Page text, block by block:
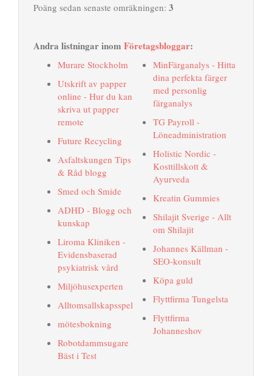
Poäng sedan senaste omräkningen: 3
Andra listningar inom Företagsbloggar:
Murare Stockholm
Utskrift av papper
online - Hur du kan
skriva ut papper
remote
Future Recycling
Asfaltskungen Tips
& Råd blogg
Smed och Smide
ADHD - Blogg och
kunskap
Liroma Kliniken -
Evidensbaserad
psykiatrisk vård
Miljöhusexperten
Alltomsallskapsspel
mötesbokning
Robotdammsugare
Bäst i Test
MinFärganalys - Hitta
dina perfekta färger
med personlig
färganalys
TG Payroll -
Löneadministration
Holistic Nordic -
Kosttillskott &
Ayurveda
Kreatin Gummies
Shilajit Sverige - Allt
om Shilajit
Johannes Källman -
SEO-konsult
Köpa guld
Flyttfirma Tungelsta
Flyttfirma
Johanneshov